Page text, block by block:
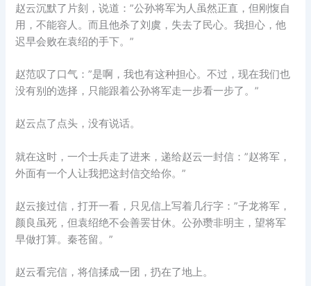
赵云沉默了片刻，说道：”公孙将军为人虽然正直，但刚愎自
用，不能容人。而且他杀了刘虞，失去了民心。我担心，他
迟早会败在袁绍的手下。”
赵范叹了口气：”是啊，我也有这种担心。不过，现在我们也
没有别的选择，只能跟着公孙将军走一步看一步了。”
赵云点了点头，没有说话。
就在这时，一个士兵走了进来，递给赵云一封信：”赵将军，
外面有一个人让我把这封信交给你。”
赵云接过信，打开一看，只见信上写着几行字：”子龙将军，
颜良虽死，但袁绍绝不会善罢甘休。公孙瓒非明主，望将军
早做打算。秦苍留。”
赵云看完信，将信揉成一团，扔在了地上。